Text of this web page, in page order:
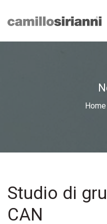
Home
Studio di
CAN